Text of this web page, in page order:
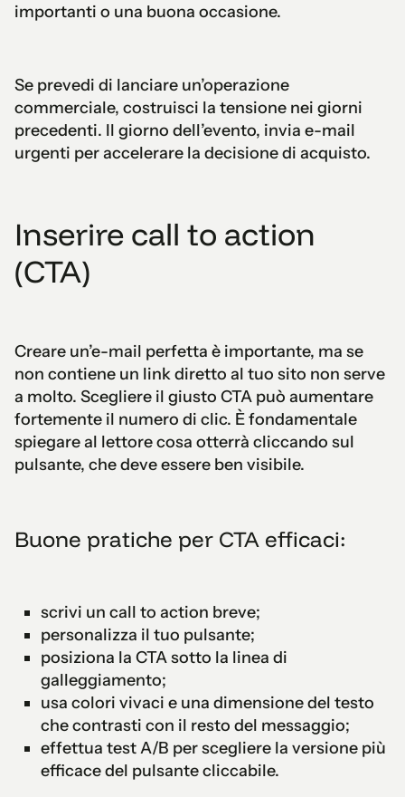
importanti o una buona occasione.
Se prevedi di lanciare un’operazione
commerciale, costruisci la tensione nei giorni
precedenti. Il giorno dell’evento, invia e-mail
urgenti per accelerare la decisione di acquisto.
Inserire call to action
(CTA)
Creare un’e-mail perfetta è importante, ma se
non contiene un link diretto al tuo sito non serve
a molto. Scegliere il giusto CTA può aumentare
fortemente il numero di clic. È fondamentale
spiegare al lettore cosa otterrà cliccando sul
pulsante, che deve essere ben visibile.
Buone pratiche per CTA efficaci:
scrivi un call to action breve;
personalizza il tuo pulsante;
posiziona la CTA sotto la linea di
galleggiamento;
usa colori vivaci e una dimensione del testo
che contrasti con il resto del messaggio;
effettua test A/B per scegliere la versione più
efficace del pulsante cliccabile.